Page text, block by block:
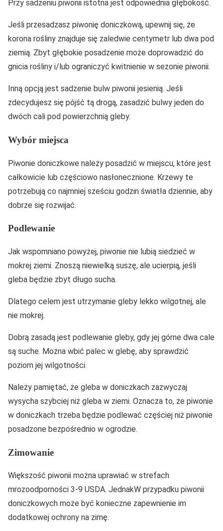
Przy sadzeniu piwonii istotna jest odpowiednia głębokość.
Jeśli przesadzasz piwonię doniczkową, upewnij się, że
korona rośliny znajduje się zaledwie centymetr lub dwa pod
ziemią. Zbyt głębokie posadzenie może doprowadzić do
gnicia rośliny i/lub ograniczyć kwitnienie w sezonie piwonii.
Inną opcją jest sadzenie bulw piwonii jesienią. Jeśli
zdecydujesz się pójść tą drogą, zasadzić bulwy jeden do
dwóch cali pod powierzchnią gleby.
Wybór miejsca
Piwonie doniczkowe należy posadzić w miejscu, które jest
całkowicie lub częściowo nasłonecznione. Krzewy te
potrzebują co najmniej sześciu godzin światła dziennie, aby
dobrze się rozwijać.
Podlewanie
Jak wspomniano powyżej, piwonie nie lubią siedzieć w
mokrej ziemi. Znoszą niewielką suszę, ale ucierpią, jeśli
gleba będzie zbyt długo sucha.
Dlatego celem jest utrzymanie gleby lekko wilgotnej, ale
nie mokrej.
Dobrą zasadą jest podlewanie gleby, gdy jej górne dwa cale
są suche. Można wbić palec w glebę, aby sprawdzić
poziom jej wilgotności.
Należy pamiętać, że gleba w doniczkach zazwyczaj
wysycha szybciej niż gleba w ziemi. Oznacza to, że piwonie
w doniczkach trzeba będzie podlewać częściej niż piwonie
posadzone bezpośrednio w ogrodzie.
Zimowanie
Większość piwonii można uprawiać w strefach
mrozoodporności 3-9 USDA. JednakW przypadku piwonii
doniczkowych może być konieczne zapewnienie im
dodatkowej ochrony na zimę.